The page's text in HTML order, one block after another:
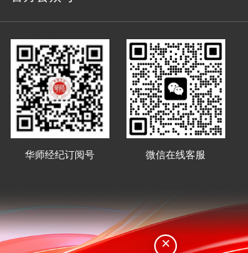
华师经纪订阅号 微信在线客服
×